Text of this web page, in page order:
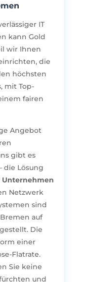
IT
kann Gold
wir Ihnen
die
höchsten
mit Top-
fairen
Angebot
gibt es
die Lösung
Netzwerk
sind
auf
Die
einer
Flatrate.
Sie keine
und